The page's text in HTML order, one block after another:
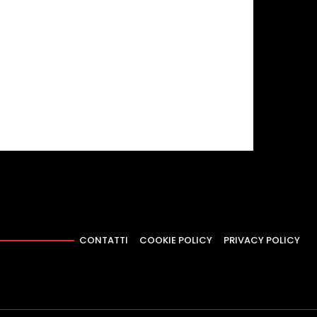
CONTATTI COOKIE POLICY PRIVACY POLICY